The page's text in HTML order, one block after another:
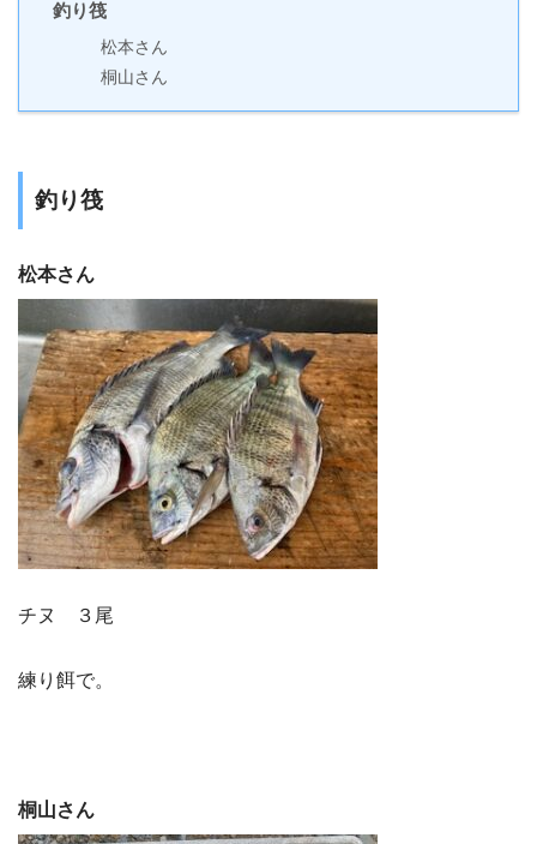
釣り筏
松本さん
桐山さん
釣り筏
松本さん
チヌ ３尾
練り餌で。
桐山さん